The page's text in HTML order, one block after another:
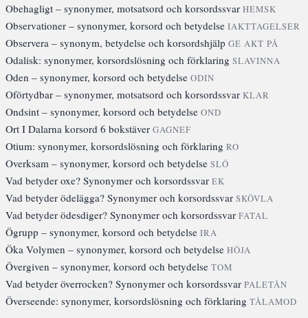
Obehagligt – synonymer, motsatsord och korsordssvar HEMSK
Observationer – synonymer, korsord och betydelse IAKTTAGELSER
Observera – synonym, betydelse och korsordshjälp GE AKT PÅ
Odalisk: synonymer, korsordslösning och förklaring SLAVINNA
Oden – synonymer, korsord och betydelse ODIN
Oförtydbar – synonymer, motsatsord och korsordssvar KLAR
Ondsint – synonymer, korsord och betydelse OND
Ort I Dalarna korsord 6 bokstäver GAGNEF
Otium: synonymer, korsordslösning och förklaring RO
Overksam – synonymer, korsord och betydelse SLÖ
Vad betyder oxe? Synonymer och korsordssvar EK
Vad betyder ödelägga? Synonymer och korsordssvar SKÖVLA
Vad betyder ödesdiger? Synonymer och korsordssvar FATAL
Ögrupp – synonymer, korsord och betydelse IRA
Öka Volymen – synonymer, korsord och betydelse HÖJA
Övergiven – synonymer, korsord och betydelse TOM
Vad betyder överrocken? Synonymer och korsordssvar PALETÅN
Överseende: synonymer, korsordslösning och förklaring TÅLAMOD